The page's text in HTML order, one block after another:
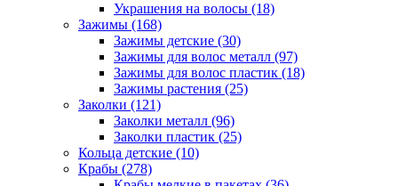
Украшения на волосы (18)
Зажимы (168)
Зажимы детские (30)
Зажимы для волос металл (97)
Зажимы для волос пластик (18)
Зажимы растения (25)
Заколки (121)
Заколки металл (96)
Заколки пластик (25)
Кольца детские (10)
Крабы (278)